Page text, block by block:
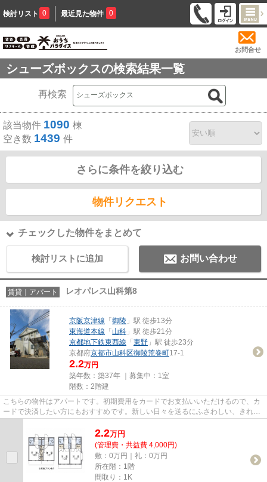
検討リスト 0 最近見た物件 0
お問合せ
シューズボックスの検索結果一覧
再検索
該当物件 1090 棟
空き数 1439 件
さらに条件を絞り込む
物件リクエスト
チェックした物件をまとめて
検討リストに追加 お問い合わせ
賃貸｜アパート レオパレス山科第8
京阪京津線 「 御陵 」駅 徒歩13分
東海道本線 「 山科 」駅 徒歩21分
京都地下鉄東西線 「 東野 」駅 徒歩23分
京都府京都市山科区御陵荒巻町17-1
2.2万円
築年数：築37年 ｜募集中： 1室
階数：2階建
こちらの物件はアパートです。初期費用をカードでお支払いいただけるので、カ
ードで決済したい方にもおすすめです。新しい日々を送るにふさわしい、きれい
2.2万円
(管理費・共益費 4,000円)
敷：0万円｜礼：0万円
所在階：1階
間取り：1K